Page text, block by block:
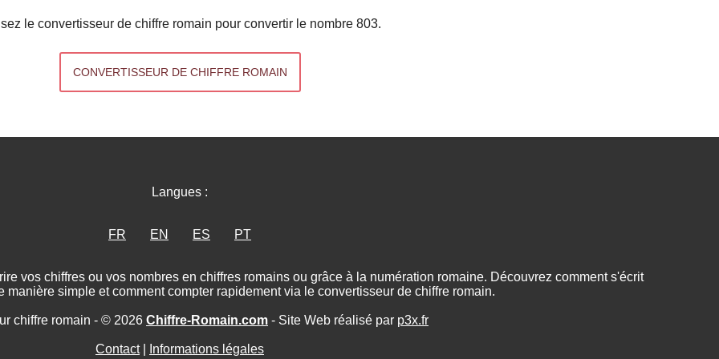
le convertisseur de chiffre romain pour convertir le nombre 803.
CONVERTISSEUR DE CHIFFRE ROMAIN
Langues :
FR EN ES PT
vos chiffres ou vos nombres en chiffres romains ou grâce à la numération romaine. Découvrez comment s'écrit
manière simple et comment compter rapidement via le convertisseur de chiffre romain.
chiffre romain - © 2026 Chiffre-Romain.com - Site Web réalisé par p3x.fr
Contact| Informations légales